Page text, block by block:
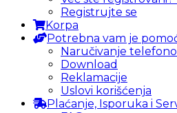
Registrujte se
Korpa
Potrebna vam je
Naručivanje
Download
Reklamacije
Uslovi korišćenja
Plaćanje, Isporuka i